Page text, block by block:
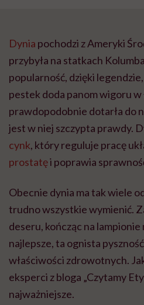
Dynia pochodzi z Ameryki
przybyła na statkach
popularność, dzięki
pestek doda panom wigoru w
prawdopodobnie dotarła do
jest w niej szczypta prawdy.
cynk, który reguluje pracę
prostatęi poprawia
Obecnie dynia ma tak wiele
trudno wszystkie wymienić.
deseru, kończąc na
najlepsze, ta ognista
właściwości zdrowotnych.
eksperci z bloga „Czytamy
najważniejsze.